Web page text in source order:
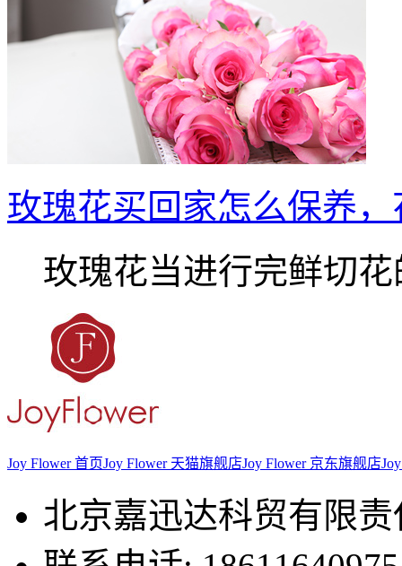
玫瑰花买回家怎么保养
玫瑰花当进行完鲜切花
Joy Flower 首页Joy Flower 天猫旗舰店Joy Flower 京东旗舰店
北京嘉迅达科贸有限